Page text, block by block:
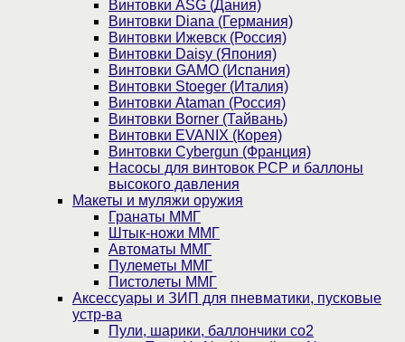
Винтовки ASG (Дания)
Винтовки Diana (Германия)
Винтовки Ижевск (Россия)
Винтовки Daisy (Япония)
Винтовки GAMO (Испания)
Винтовки Stoeger (Италия)
Винтовки Ataman (Россия)
Винтовки Borner (Тайвань)
Винтовки EVANIX (Корея)
Винтовки Cybergun (Франция)
Насосы для винтовок PCP и баллоны
высокого давления
Макеты и муляжи оружия
Гранаты ММГ
Штык-ножи ММГ
Автоматы ММГ
Пулеметы ММГ
Пистолеты ММГ
Аксессуары и ЗИП для пневматики, пусковые
устр-ва
Пули, шарики, баллончики со2